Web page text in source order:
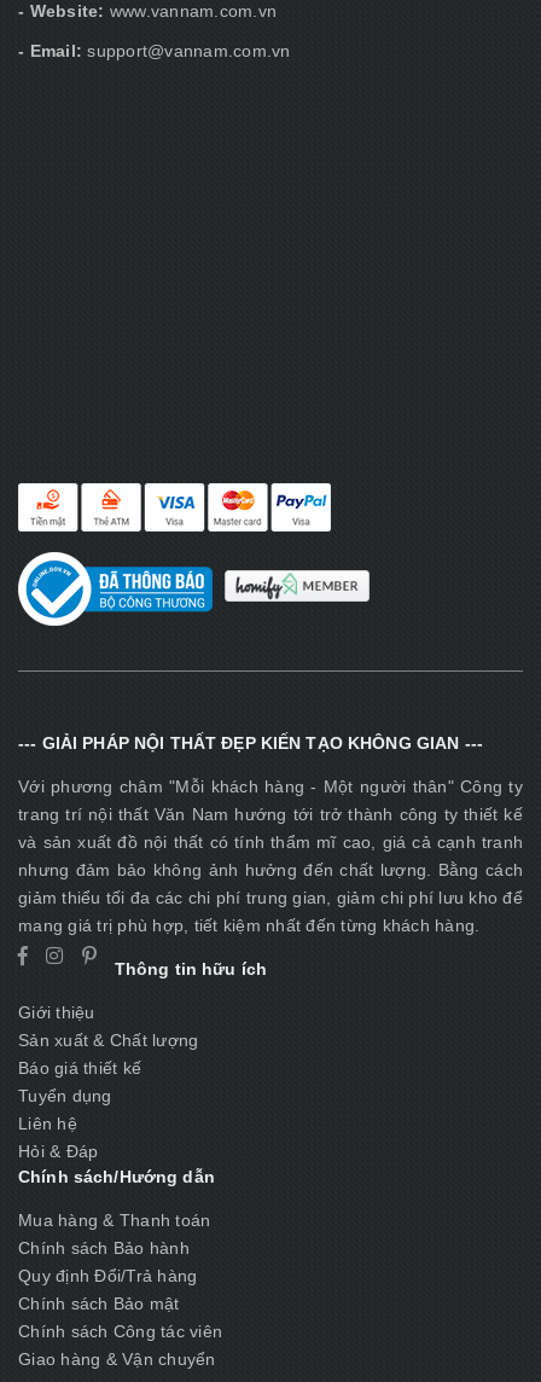
- Website: www.vannam.com.vn
- Email: support@vannam.com.vn
--- GIẢI PHÁP NỘI THẤT ĐẸP KIẾN TẠO KHÔNG GIAN ---
Với phương châm "Mỗi khách hàng - Một người thân" Công ty
trang trí nội thất Văn Nam hướng tới trở thành công ty thiết kế
và sản xuất đồ nội thất có tính thẩm mĩ cao, giá cả cạnh tranh
nhưng đảm bảo không ảnh hưởng đến chất lượng. Bằng cách
giảm thiểu tối đa các chi phí trung gian, giảm chi phí lưu kho để
mang giá trị phù hợp, tiết kiệm nhất đến từng khách hàng.
Thông tin hữu ích
Giới thiệu
Sản xuất & Chất lượng
Báo giá thiết kế
Tuyển dụng
Liên hệ
Hỏi & Đáp
Chính sách/Hướng dẫn
Mua hàng & Thanh toán
Chính sách Bảo hành
Quy định Đổi/Trả hàng
Chính sách Bảo mật
Chính sách Công tác viên
Giao hàng & Vận chuyển